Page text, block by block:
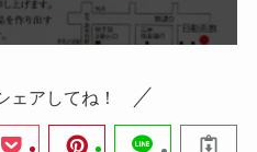
ェアしてね！